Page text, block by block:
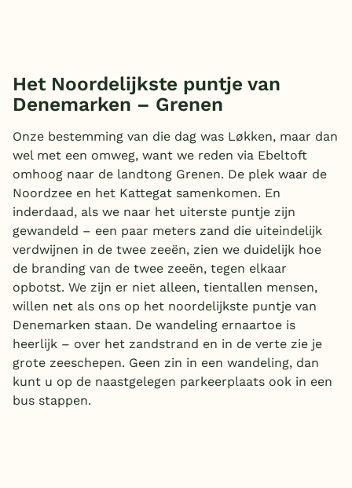
Het Noordelijkste puntje van
Denemarken – Grenen
Onze bestemming van die dag was Løkken, maar dan
wel met een omweg, want we reden via Ebeltoft
omhoog naar de landtong Grenen. De plek waar de
Noordzee en het Kattegat samenkomen. En
inderdaad, als we naar het uiterste puntje zijn
gewandeld – een paar meters zand die uiteindelijk
verdwijnen in de twee zeeën, zien we duidelijk hoe
de branding van de twee zeeën, tegen elkaar
opbotst. We zijn er niet alleen, tientallen mensen,
willen net als ons op het noordelijkste puntje van
Denemarken staan. De wandeling ernaartoe is
heerlijk – over het zandstrand en in de verte zie je
grote zeeschepen. Geen zin in een wandeling, dan
kunt u op de naastgelegen parkeerplaats ook in een
bus stappen.